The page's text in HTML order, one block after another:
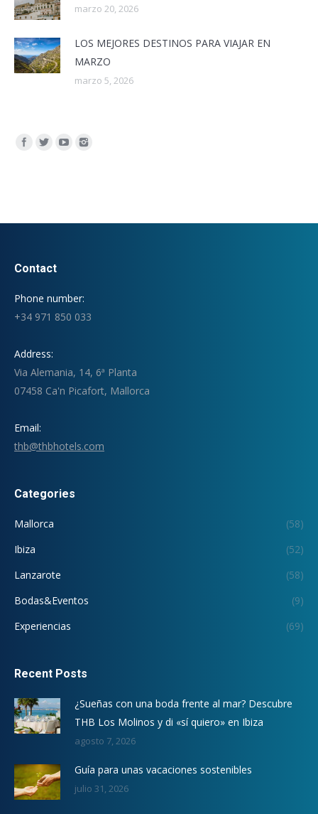
marzo 20, 2026
LOS MEJORES DESTINOS PARA VIAJAR EN
MARZO
marzo 5, 2026
Encuéntranos en:
Contact
Phone number:
+34 971 850 033
Address:
Via Alemania, 14, 6ª Planta
07458 Ca'n Picafort, Mallorca
Email:
thb@thbhotels.com
Categories
Mallorca
(58)
Ibiza
(52)
Lanzarote
(58)
Bodas&Eventos
(9)
Experiencias
(69)
Recent Posts
¿Sueñas con una boda frente al mar? Descubre
THB Los Molinos y di «sí quiero» en Ibiza
agosto 7, 2026
Guía para unas vacaciones sostenibles
julio 31, 2026